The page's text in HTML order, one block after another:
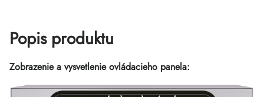
Popis produktu
Zobrazenie a vysvetlenie ovládacieho panela: